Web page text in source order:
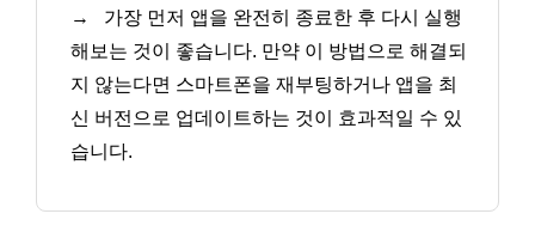
→
가장 먼저 앱을 완전히 종료한 후 다시 실행
해보는 것이 좋습니다. 만약 이 방법으로 해결되
지 않는다면 스마트폰을 재부팅하거나 앱을 최
신 버전으로 업데이트하는 것이 효과적일 수 있
습니다.